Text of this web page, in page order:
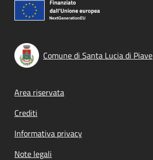
Comune di Santa Lucia di Piave
Footer menu
Area riservata
Crediti
Informativa privacy
Note legali